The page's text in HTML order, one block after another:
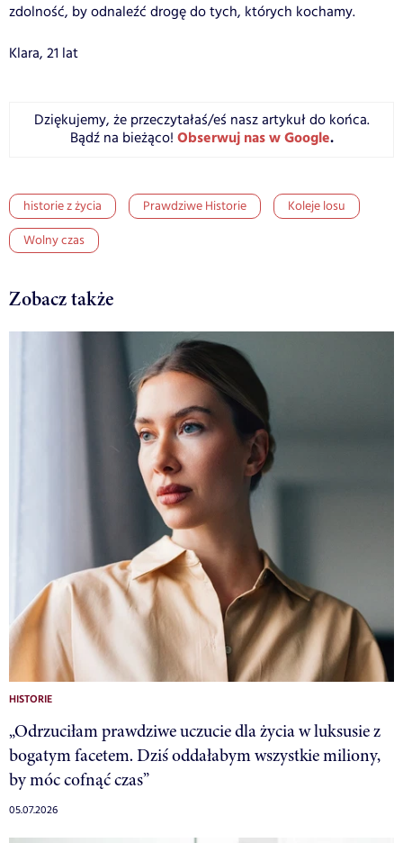
zdolność, by odnaleźć drogę do tych, których kochamy.
Klara, 21 lat
Dziękujemy, że przeczytałaś/eś nasz artykuł do końca.
Bądź na bieżąco! Obserwuj nas w Google.
historie z życia Prawdziwe Historie
Koleje losu
Wolny czas
Zobacz także
HISTORIE
„Odrzuciłam prawdziwe uczucie dla życia w luksusie z
bogatym facetem. Dziś oddałabym wszystkie miliony,
by móc cofnąć czas”
05.07.2026